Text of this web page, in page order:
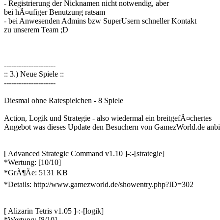
- Registrierung der Nicknamen nicht notwendig, aber
bei hÃ¤ufiger Benutzung ratsam
- bei Anwesenden Admins bzw SuperUsern schneller Kontakt
zu unserem Team ;D
---------------------
:: 3.) Neue Spiele ::
---------------------
Diesmal ohne Ratespielchen - 8 Spiele
Action, Logik und Strategie - also wiedermal ein breitgefÃ¤chertes
Angebot was dieses Update den Besuchern von GamezWorld.de
[ Advanced Strategic Command v1.10 ]-:-[strategie]
*Wertung: [10/10]
*GrÃ¶Ãe: 5131 KB
*Details: http://www.gamezworld.de/showentry.php?ID=302
[ Alizarin Tetris v1.05 ]-:-[logik]